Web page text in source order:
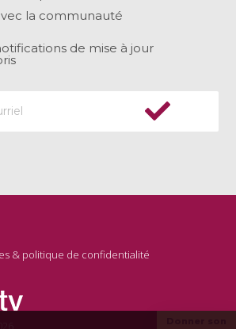
la communauté
de mise à jour
& politique de confidentialité